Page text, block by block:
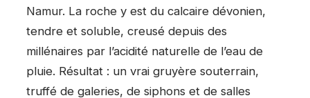
Namur. La roche y est du calcaire dévonien,
tendre et soluble, creusé depuis des
millénaires par l’acidité naturelle de l’eau de
pluie. Résultat : un vrai gruyère souterrain,
truffé de galeries, de siphons et de salles